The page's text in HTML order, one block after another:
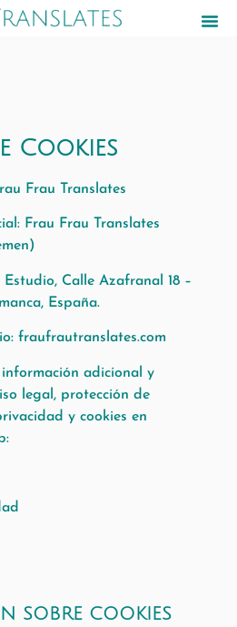
Cookies
Frau Translates
Frau Frau Translates
Calle Azafranal 18 –
España.
fraufrautranslates.com
adicional y
legal, protección de
y cookies en
SOBRE COOKIES